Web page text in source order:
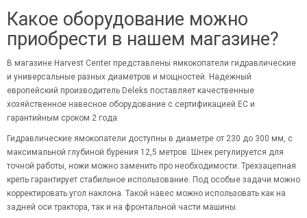
Какое оборудование можно
приобрести в нашем магазине?
В магазине Harvest Center представлены ямкокопатели гидравлические
и универсальные разных диаметров и мощностей. Надежный
европейский производитель Deleks поставляет качественные
хозяйственное навесное оборудование с сертификацией ЕС и
гарантийным сроком 2 года.
Гидравлические ямокопатели доступны в диаметре от 230 до 300 мм, с
максимальной глубиной бурения 12,5 метров. Шнек регулируется для
точной работы, ножи можно заменить про необходимости. Трехзацепная
крепь гарантирует стабильное использование. Под особые задачи можно
корректировать угол наклона. Такой навес можно использовать как на
задней оси трактора, так и на фронтальной части машины.